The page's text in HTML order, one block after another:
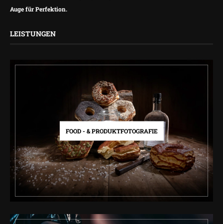
Auge für Perfektion.
LEISTUNGEN
FOOD - & PRODUKTFOTOGRAFIE